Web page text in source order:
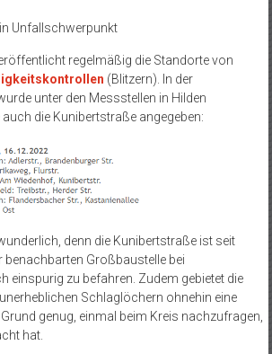
Unfallschwerpunkt
regelmäßig die Standorte von
(Blitzern). In der
unter den Messstellen in Hilden
die Kunibertstraße angegeben:
denn die Kunibertstraße ist seit
benachbarten Großbaustelle bei
einspurig zu befahren. Zudem gebietet die
Schlaglöchern ohnehin eine
genug, einmal beim Kreis nachzufragen,
hat.